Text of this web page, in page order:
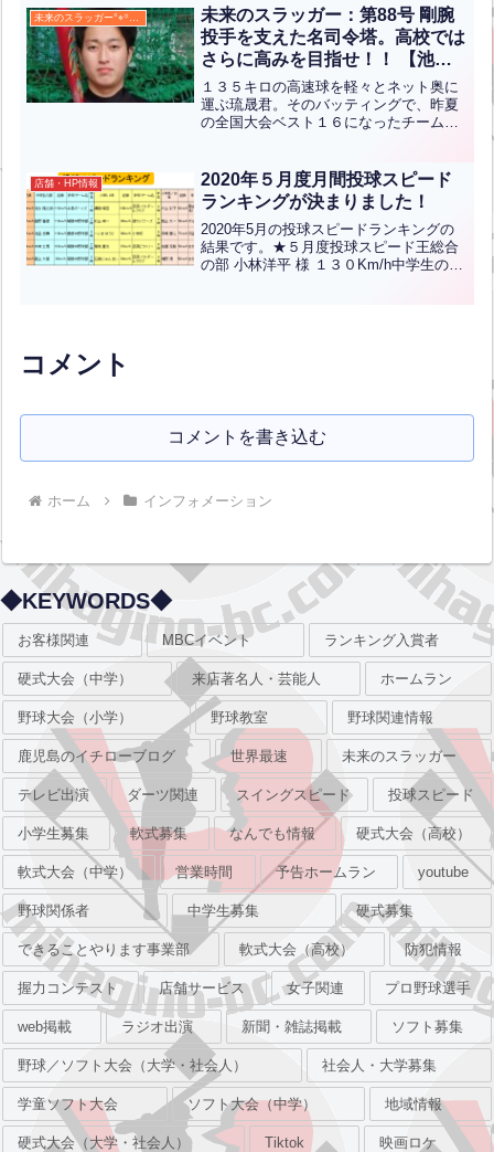
インされた方々おめでとうございま
す！...全文はクリック
未来のスラッガー°⌖꙳✧˖°
未来のスラッガー：第88号 剛腕
投手を支えた名司令塔。高校では
さらに高みを目指せ！！ 【池田
琉晟】
１３５キロの高速球を軽々とネット奥に
運ぶ琉晟君。そのバッティングで、昨夏
の全国大会ベスト１６になったチームを
球を受け、安定したキャッチングでチー
ムによいリズムを作り出し...全文はクリ
ック
店舗・HP情報
2020年５月度月間投球スピード
ランキングが決まりました！
2020年5月の投球スピードランキングの
結果です。★５月度投球スピード王総合
の部 小林洋平 様 １３０Km/h中学生の部
コメント
コメントを書き込む
ホーム インフォメーション
◆KEYWORDS◆
お客様関連 MBCイベント ランキング入賞者
硬式大会（中学） 来店著名人・芸能人 ホームラン
野球大会（小学） 野球教室 野球関連情報
鹿児島のイチローブログ 世界最速 未来のスラッガー
テレビ出演 ダーツ関連 スイングスピード 投球スピード
小学生募集 軟式募集 なんでも情報 硬式大会（高校）
軟式大会（中学） 営業時間 予告ホームラン youtube
野球関係者 中学生募集 硬式募集
できることやります事業部 軟式大会（高校） 防犯情報
握力コンテスト 店舗サービス 女子関連 プロ野球選手
web掲載 ラジオ出演 新聞・雑誌掲載 ソフト募集
野球／ソフト大会（大学・社会人） 社会人・大学募集
学童ソフト大会 ソフト大会（中学） 地域情報
硬式大会（大学・社会人） Tiktok 映画ロケ